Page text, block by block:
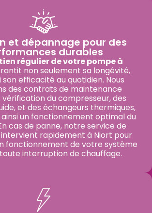
et dépannage pour des
durables
régulier de votre pompe à
non seulement sa longévité,
son efficacité au quotidien. Nous
des contrats de maintenance
du compresseur, des
et des échangeurs thermiques,
un fonctionnement optimal du
cas de panne, notre service de
rapidement à Niort pour
fonctionnement de votre système
interruption de chauffage.